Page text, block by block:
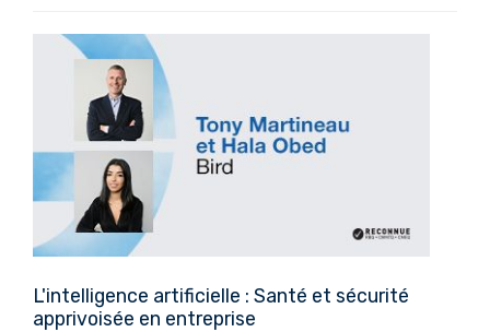
L'intelligence artificielle : Santé et sécurité
apprivoisée en entreprise